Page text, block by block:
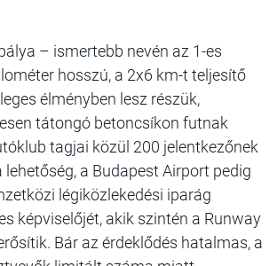
– ismertebb nevén az 1-es
hosszú, a 2x6 km-t teljesítő
élményben lesz részük,
tátongó betoncsíkon futnak
tagjai közül 200 jelentkezőnek
lehetőség, a Budapest Airport pedig
légiközlekedési iparág
képviselőjét, akik szintén a Runway
Bár az érdeklődés hatalmas, a